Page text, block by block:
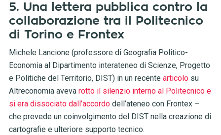
5. Una lettera pubblica contro la
collaborazione tra il Politecnico
di Torino e Frontex
Michele Lancione (professore di Geografia Politico-
Economia al Dipartimento interateneo di Scienze, Progetto
e Politiche del Territorio, DIST) in un recente articolo su
Altreconomia avevarotto il silenzio interno al Politecnico e
si era dissociato dall’accordodell’ateneo con Frontex –
che prevede un coinvolgimento del DIST nella creazione di
cartografie e ulteriore supporto tecnico.